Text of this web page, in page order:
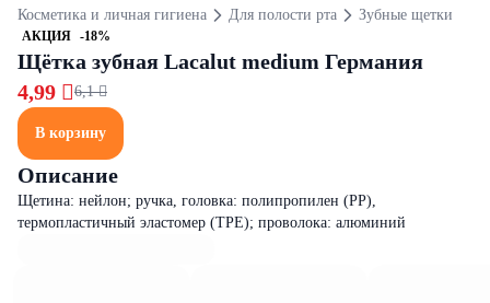
Косметика и личная гигиена Для полости рта Зубные щетки
АКЦИЯ -18%
Щётка зубная Lacalut medium Германия
4,99 6,1 
В корзину
Описание
Щетина: нейлон; ручка, головка: полипропилен (PP),
термопластичный эластомер (TPE); проволока: алюминий